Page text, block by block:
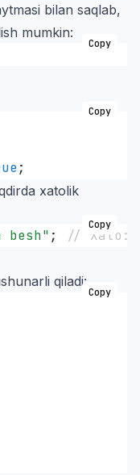
bilan saqlab,
mumkin:
Copy
;
Copy
xatolik
besh" ; // Xato:
Copy
qiladi:
Copy